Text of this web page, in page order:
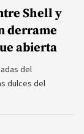
Shell y
derrame
abierta
del
dulces del